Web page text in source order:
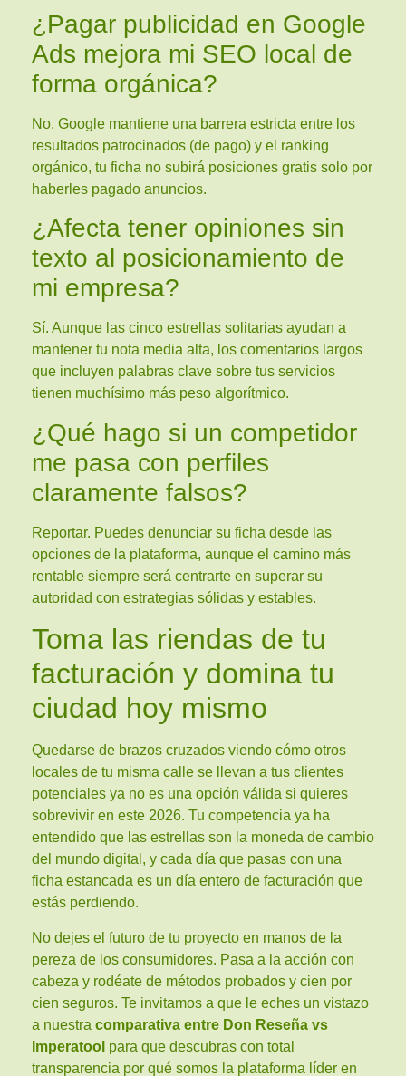
¿Pagar publicidad en Google
Ads mejora mi SEO local de
forma orgánica?
No. Google mantiene una barrera estricta entre los
resultados patrocinados (de pago) y el ranking
orgánico, tu ficha no subirá posiciones gratis solo por
haberles pagado anuncios.
¿Afecta tener opiniones sin
texto al posicionamiento de
mi empresa?
Sí. Aunque las cinco estrellas solitarias ayudan a
mantener tu nota media alta, los comentarios largos
que incluyen palabras clave sobre tus servicios
tienen muchísimo más peso algorítmico.
¿Qué hago si un competidor
me pasa con perfiles
claramente falsos?
Reportar. Puedes denunciar su ficha desde las
opciones de la plataforma, aunque el camino más
rentable siempre será centrarte en superar su
autoridad con estrategias sólidas y estables.
Toma las riendas de tu
facturación y domina tu
ciudad hoy mismo
Quedarse de brazos cruzados viendo cómo otros
locales de tu misma calle se llevan a tus clientes
potenciales ya no es una opción válida si quieres
sobrevivir en este 2026. Tu competencia ya ha
entendido que las estrellas son la moneda de cambio
del mundo digital, y cada día que pasas con una
ficha estancada es un día entero de facturación que
estás perdiendo.
No dejes el futuro de tu proyecto en manos de la
pereza de los consumidores. Pasa a la acción con
cabeza y rodéate de métodos probados y cien por
cien seguros. Te invitamos a que le eches un vistazo
a nuestra comparativa entre Don Reseña vs
Imperatool para que descubras con total
transparencia por qué somos la plataforma líder en